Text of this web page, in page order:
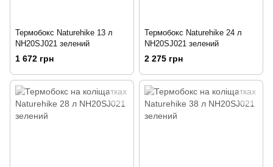
Термобокс Naturehike 13 л
NH20SJ021 зелений
1 672 грн
Термобокс Naturehike 24 л
NH20SJ021 зелений
2 275 грн